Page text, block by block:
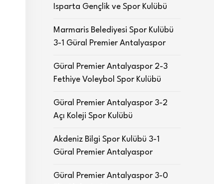
Isparta Gençlik ve Spor Kulübü
Marmaris Belediyesi Spor Kulübü
3-1 Güral Premier Antalyaspor
Güral Premier Antalyaspor 2-3
Fethiye Voleybol Spor Kulübü
Güral Premier Antalyaspor 3-2
Açı Koleji Spor Kulübü
Akdeniz Bilgi Spor Kulübü 3-1
Güral Premier Antalyaspor
Güral Premier Antalyaspor 3-0